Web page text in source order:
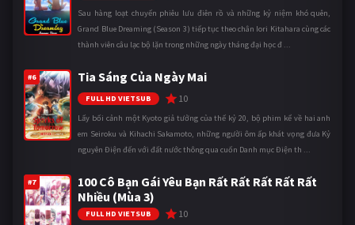
Sau hàng loạt chuyến phiêu lưu điên rồ và những kỷ niệm khó quên,
Grand Blue Dreaming (Season 3) tiếp tục theo chân Iori Kitahara cùng các
thành viên câu lạc bộ lặn trong những ngày tháng đại học đ ...
#6 Tia Sáng Của Ngày Mai
FULL HD VIETSUB 10
Lấy bối cảnh một Kyoto giả tưởng của thế kỷ 20, bộ phim kể về hai anh
em Seiroku và Kihachi Sakamoto, những người ôm ấp khát vọng đưa Kỷ
nguyên Điện đến với đất nước thông qua cuốn Danh mục Điện th ...
#7
100 Cô Bạn Gái Yêu Bạn Rất Rất Rất Rất Rất
Nhiều (Mùa 3)
FULL HD VIETSUB 10